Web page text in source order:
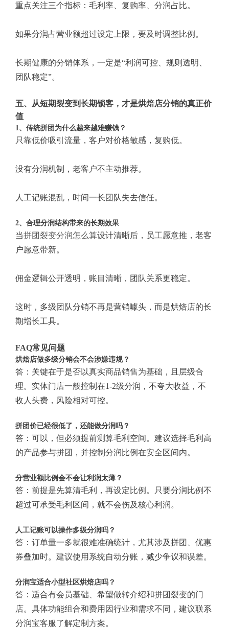
重点关注三个指标：毛利率、复购率、分润占比。
如果分润占营业额超过设定上限，要及时调整比例。
长期健康的分销体系，一定是“利润可控、规则透明、
团队稳定”。
五、从短期裂变到长期锁客，才是烘焙店分销的真正价
值
1、传统拼团为什么越来越难赚钱？
只靠低价吸引流量，客户对价格敏感，复购低。
没有分润机制，老客户不主动推荐。
人工记账混乱，时间一长团队失去信任。
2、合理分润结构带来的长期效果
当拼团裂变分润怎么算设计清晰后，员工愿意推，老客
户愿意带新。
佣金逻辑公开透明，账目清晰，团队关系更稳定。
这时，多级团队分销不再是营销噱头，而是烘焙店的长
期增长工具。
FAQ常见问题
烘焙店做多级分销会不会涉嫌违规？
答：关键在于是否以真实商品销售为基础，且层级合
理。实体门店一般控制在1-2级分润，不夸大收益，不
收人头费，风险相对可控。
拼团价已经很低了，还能做分润吗？
答：可以，但必须提前测算毛利空间。建议选择毛利高
的产品参与拼团，并控制分润比例在安全区间内。
分营业额比例会不会让利润太薄？
答：前提是先算清毛利，再设定比例。只要分润比例不
超过可承受毛利区间，就不会伤及核心利润。
人工记账可以操作多级分润吗？
答：订单量一多就很难准确统计，尤其涉及拼团、优惠
券叠加时。建议使用系统自动分账，减少争议和误差。
分润宝适合小型社区烘焙店吗？
答：适合有会员基础、希望做转介绍和拼团裂变的门
店。具体功能组合和费用因行业和需求不同，建议联系
分润宝客服了解定制方案。